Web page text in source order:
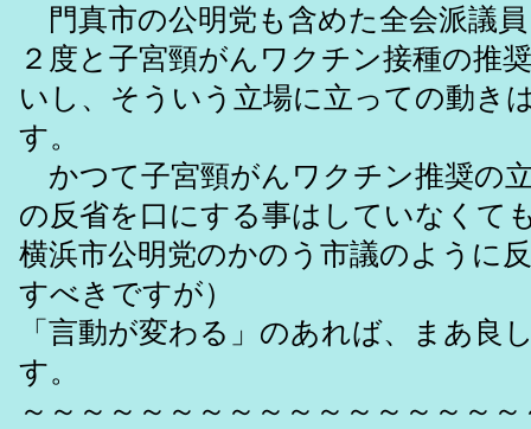
門真市の公明党も含めた全会派議
２度と子宮頸がんワクチン接種の推
いし、そういう立場に立っての動き
す。
かつて子宮頸がんワクチン推奨の
の反省を口にする事はしていなくて
横浜市公明党のかのう市議のように
すべきですが）
「言動が変わる」のあれば、まあ良
す。
～～～～～～～～～～～～～～～～